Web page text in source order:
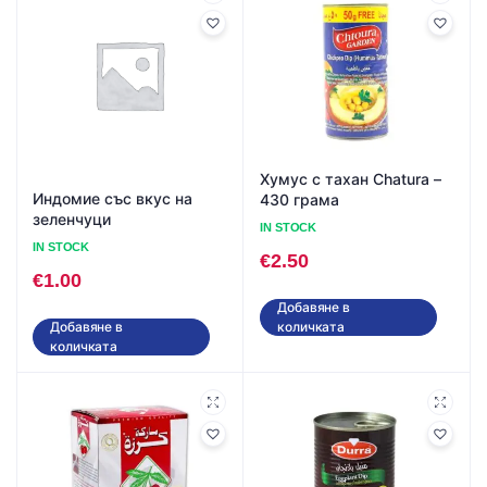
Индомие със вкус на
зеленчуци
IN STOCK
€1.00
Добавяне в
количката
Хумус с тахан Chatura –
430 грама
IN STOCK
€2.50
Добавяне в
количката